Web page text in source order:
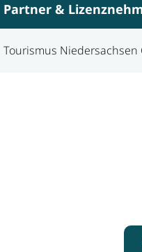
Partner &
Tourismus Niedersachsen